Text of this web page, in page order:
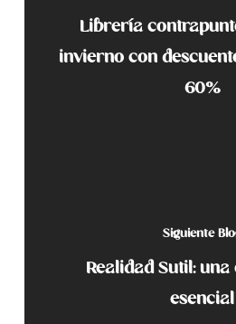
Librería
invierno con
60%
Siguiente
Realidad Sutil:
esencial